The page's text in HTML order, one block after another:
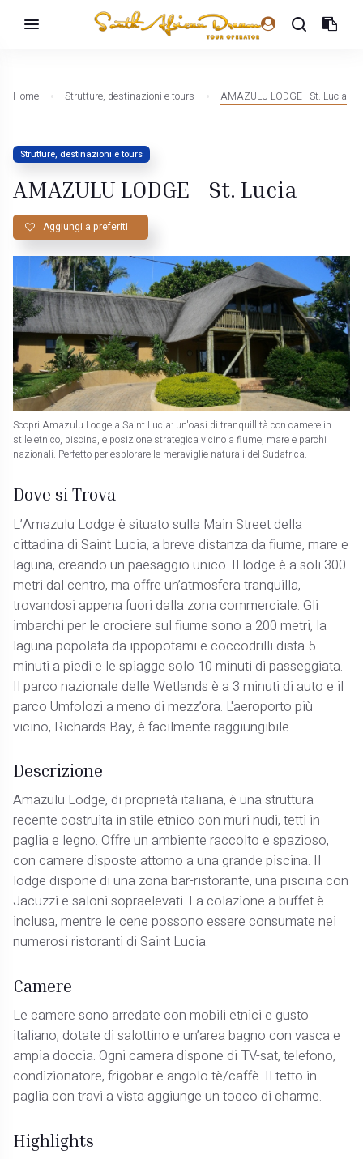
Home Strutture, destinazioni e tours AMAZULU LODGE - St. Lucia
Strutture, destinazioni e tours
AMAZULU LODGE - St. Lucia
Aggiungi a preferiti
Scopri Amazulu Lodge a Saint Lucia: un'oasi di tranquillità con camere in
stile etnico, piscina, e posizione strategica vicino a fiume, mare e parchi
nazionali. Perfetto per esplorare le meraviglie naturali del Sudafrica.
Dove si Trova
L’Amazulu Lodge è situato sulla Main Street della
cittadina di Saint Lucia, a breve distanza da fiume, mare e
laguna, creando un paesaggio unico. Il lodge è a soli 300
metri dal centro, ma offre un’atmosfera tranquilla,
trovandosi appena fuori dalla zona commerciale. Gli
imbarchi per le crociere sul fiume sono a 200 metri, la
laguna popolata da ippopotami e coccodrilli dista 5
minuti a piedi e le spiagge solo 10 minuti di passeggiata.
Il parco nazionale delle Wetlands è a 3 minuti di auto e il
parco Umfolozi a meno di mezz’ora. L'aeroporto più
vicino, Richards Bay, è facilmente raggiungibile.
Descrizione
Amazulu Lodge, di proprietà italiana, è una struttura
recente costruita in stile etnico con muri nudi, tetti in
paglia e legno. Offre un ambiente raccolto e spazioso,
con camere disposte attorno a una grande piscina. Il
lodge dispone di una zona bar-ristorante, una piscina con
Jacuzzi e saloni sopraelevati. La colazione a buffet è
inclusa, mentre le cene possono essere consumate nei
numerosi ristoranti di Saint Lucia.
Camere
Le camere sono arredate con mobili etnici e gusto
italiano, dotate di salottino e un’area bagno con vasca e
ampia doccia. Ogni camera dispone di TV-sat, telefono,
condizionatore, frigobar e angolo tè/caffè. Il tetto in
paglia con travi a vista aggiunge un tocco di charme.
Highlights